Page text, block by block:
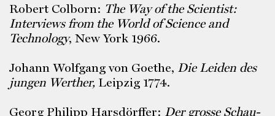
Robert Colborn: The Way of the Scientist:
Interviews from the World of Science and
Technology, New York 1966.
Johann Wolfgang von Goethe, Die Leiden des
jungen Werther, Leipzig 1774.
Georg Philipp Harsdörffer: Der grosse Schau-